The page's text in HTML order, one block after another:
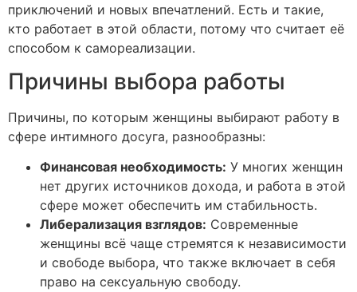
приключений и новых впечатлений. Есть и такие,
кто работает в этой области, потому что считает её
способом к самореализации.
Причины выбора работы
Причины, по которым женщины выбирают работу в
сфере интимного досуга, разнообразны:
Финансовая необходимость: У многих женщин
нет других источников дохода, и работа в этой
сфере может обеспечить им стабильность.
Либерализация взглядов: Современные
женщины всё чаще стремятся к независимости
и свободе выбора, что также включает в себя
право на сексуальную свободу.